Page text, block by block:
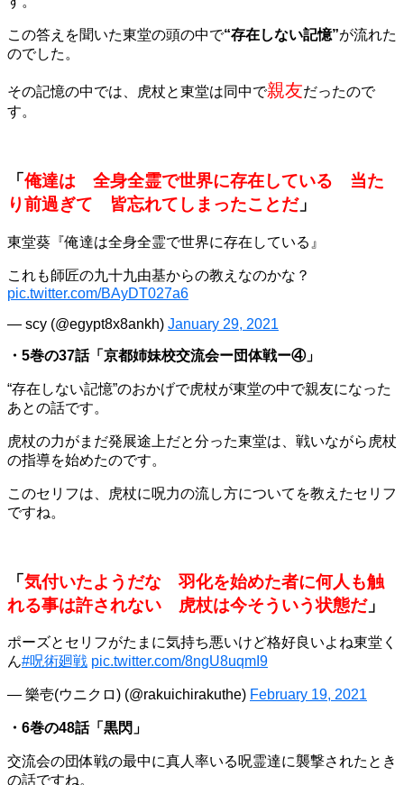
この答えを聞いた東堂の頭の中で“存在しない記憶”が流れた
のでした。
その記憶の中では、虎杖と東堂は同中で親友だったので
す。
「 俺達は 全身全霊で世界に存在している 当た
り前過ぎて 皆忘れてしまったことだ」
東堂葵『俺達は全身全霊で世界に存在している』
これも師匠の九十九由基からの教えなのかな？
pic.twitter.com/BAyDT027a6
— scy (@egypt8x8ankh) January 29, 2021
・5巻の37話「京都姉妹校交流会ー団体戦ー④」
“存在しない記憶”のおかげで虎杖が東堂の中で親友になった
あとの話です。
虎杖の力がまだ発展途上だと分った東堂は、戦いながら虎杖
の指導を始めたのです。
このセリフは、虎杖に呪力の流し方についてを教えたセリフ
ですね。
「気付いたようだな 羽化を始めた者に何人も触
れる事は許されない 虎杖は今そういう状態だ」
ポーズとセリフがたまに気持ち悪いけど格好良いよね東堂く
ん#呪術廻戦 pic.twitter.com/8ngU8uqmI9
— 樂壱(ウニクロ) (@rakuichirakuthe) February 19, 2021
・6巻の48話「黒閃」
交流会の団体戦の最中に真人率いる呪霊達に襲撃されたとき
の話ですね。